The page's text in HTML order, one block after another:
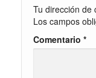
Tu dirección de
Los campos
Comentario *